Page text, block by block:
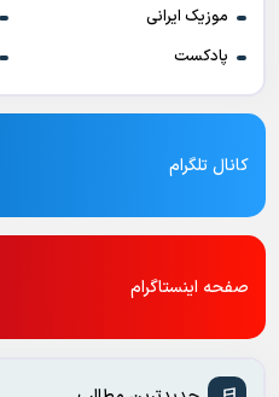
موزیک ایرانی
پادکست
کانال تلگرام
صفحه اینستاگرام